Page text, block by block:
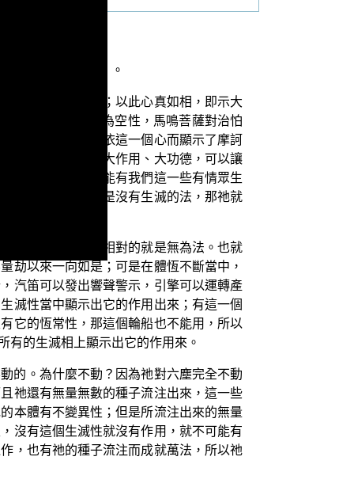
不是生滅有為法」。
此顯示摩訶衍義；以此心真如相，即示大
實相心，一般稱為空性，馬鳴菩薩對治怕
一切出世間法，依這一個心而顯示了摩訶
存在，並且實有大作用、大功德，可以讓
要和合為一，才能有我們這一些有情眾生
過；可是如果祂是沒有生滅的法，那祂就
所說的有為法，相對的就是無為法。也就
劫以來一向如是；可是在體恆不斷當中，
汽笛可以發出響聲警示，引擎可以運轉產
滅性當中顯示出它的作用出來；有這一個
它的恆常性，那這個輪船也不能用，所以
有的生滅相上顯示出它的作用來。
的。為什麼不動？因為祂對六塵完全不動
祂還有無量無數的種子流注出來，這一些
本體有不變異性；但是所流注出來的無量
沒有這個生滅性就沒有作用，就不可能有
，也有祂的種子流注而成就萬法，所以祂